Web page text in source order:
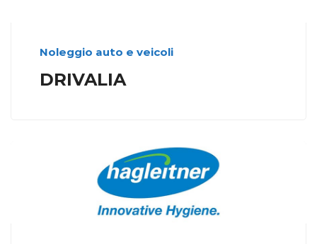
Noleggio auto e veicoli
DRIVALIA